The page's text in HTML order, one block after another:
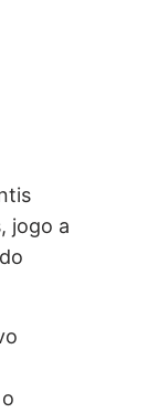
jogo a